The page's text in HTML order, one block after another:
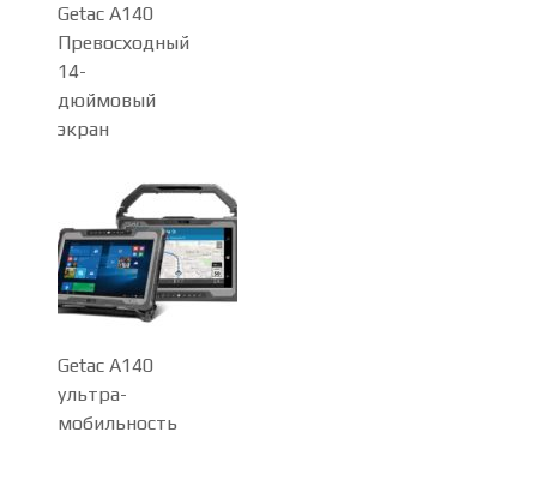
Getac A140
Превосходный
14-
дюймовый
экран
Getac A140
ультра-
мобильность